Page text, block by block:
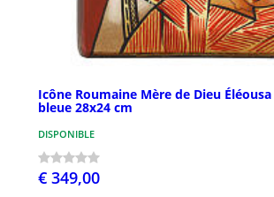
Icône Roumaine Mère de Dieu
bleue 28x24 cm
DISPONIBLE
€ 349,00